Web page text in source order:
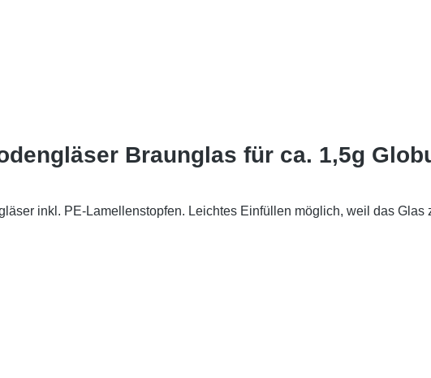
Braunglas für ca. 1,5g
inkl. PE-Lamellenstopfen. Leichtes Einfüllen möglich, weil das Glas